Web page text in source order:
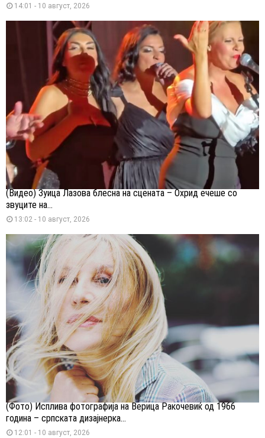
14:01 - 10 август, 2026
(Видео) Зуица Лазова блесна на сцената – Охрид ечеше со
звуците на...
13:02 - 10 август, 2026
(Фото) Исплива фотографија на Верица Ракочевиќ од 1966
година – српската дизајнерка...
12:01 - 10 август, 2026